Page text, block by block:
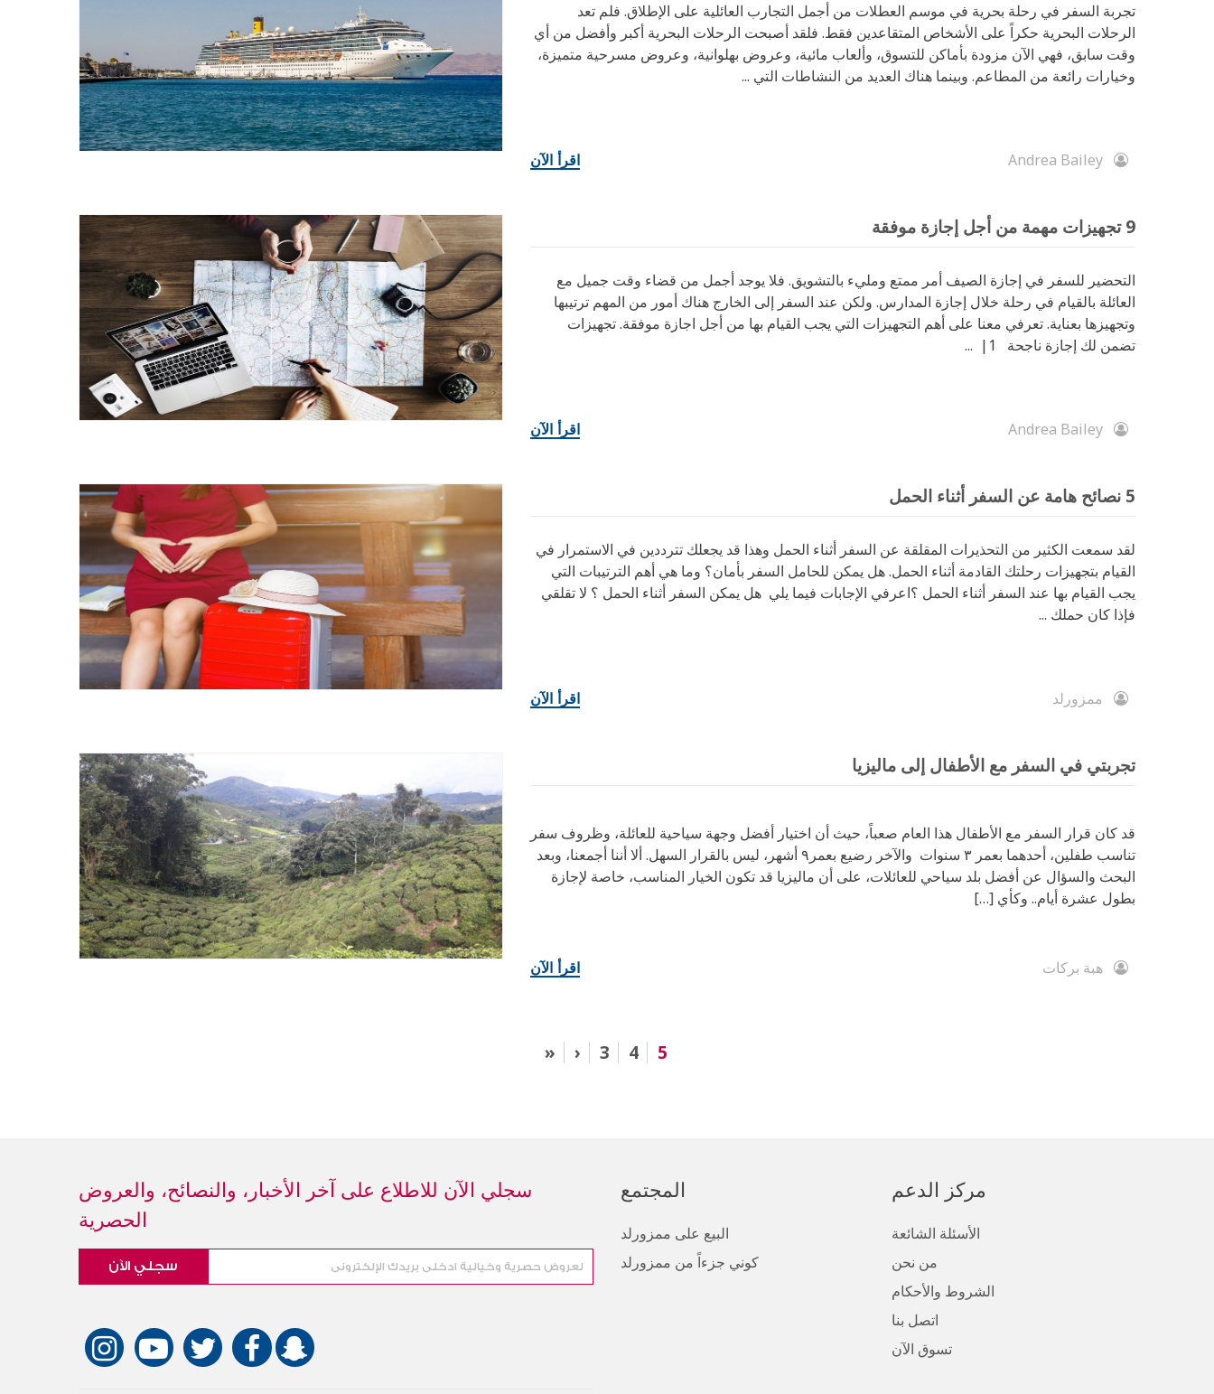
تجربة السفر في رحلة بحرية في موسم العطلات من أجمل التجارب العائلية على الإطلاق. فلم تعد
الرحلات البحرية حكراً على الأشخاص المتقاعدين فقط. فلقد أصبحت الرحلات البحرية أكبر وأفضل من أي
وقت سابق، فهي الآن مزودة بأماكن للتسوق، وألعاب مائية، وعروض بهلوانية، وعروض مسرحية متميزة،
وخيارات رائعة من المطاعم. وبينما هناك العديد من النشاطات التي ...
اقرأ الآن Andrea Bailey
9 تجهيزات مهمة من أجل إجازة موفقة
التحضير للسفر في إجازة الصيف أمر ممتع ومليء بالتشويق. فلا يوجد أجمل من قضاء وقت جميل مع
العائلة بالقيام في رحلة خلال إجازة المدارس. ولكن عند السفر إلى الخارج هناك أمور من المهم ترتيبها
وتجهيزها بعناية. تعرفي معنا على أهم التجهيزات التي يجب القيام بها من أجل اجازة موفقة. تجهيزات
تضمن لك إجازة ناجحة 1| ...
اقرأ الآن Andrea Bailey
5 نصائح هامة عن السفر أثناء الحمل
لقد سمعت الكثير من التحذيرات المقلقة عن السفر أثناء الحمل وهذا قد يجعلك تترددين في الاستمرار في
القيام بتجهيزات رحلتك القادمة أثناء الحمل. هل يمكن للحامل السفر بأمان؟ وما هي أهم الترتيبات التي
يجب القيام بها عند السفر أثناء الحمل ؟اعرفي الإجابات فيما يلي هل يمكن السفر أثناء الحمل ؟ لا تقلقي
فإذا كان حملك ...
اقرأ الآن ممزورلد
تجربتي في السفر مع الأطفال إلى ماليزيا
قد كان قرار السفر مع الأطفال هذا العام صعباً، حيث أن اختيار أفضل وجهة سياحية للعائلة، وظروف سفر
تناسب طفلين، أحدهما بعمر ٣ سنوات والآخر رضيع بعمر٩ أشهر، ليس بالقرار السهل. ألا أننا أجمعنا، وبعد
البحث والسؤال عن أفضل بلد سياحي للعائلات، على أن ماليزيا قد تكون الخيار المناسب، خاصة لإجازة
بطول عشرة أيام.. وكأي […]
اقرأ الآن هبة بركات
« ‹ 3 4 5
سجلي الآن للاطلاع على آخر الأخبار، والنصائح، والعروض
الحصرية
المجتمع
البيع على ممزورلد
كوني جزءاً من ممزورلد
مركز الدعم
الأسئلة الشائعة
من نحن
الشروط والأحكام
اتصل بنا
تسوق الآن